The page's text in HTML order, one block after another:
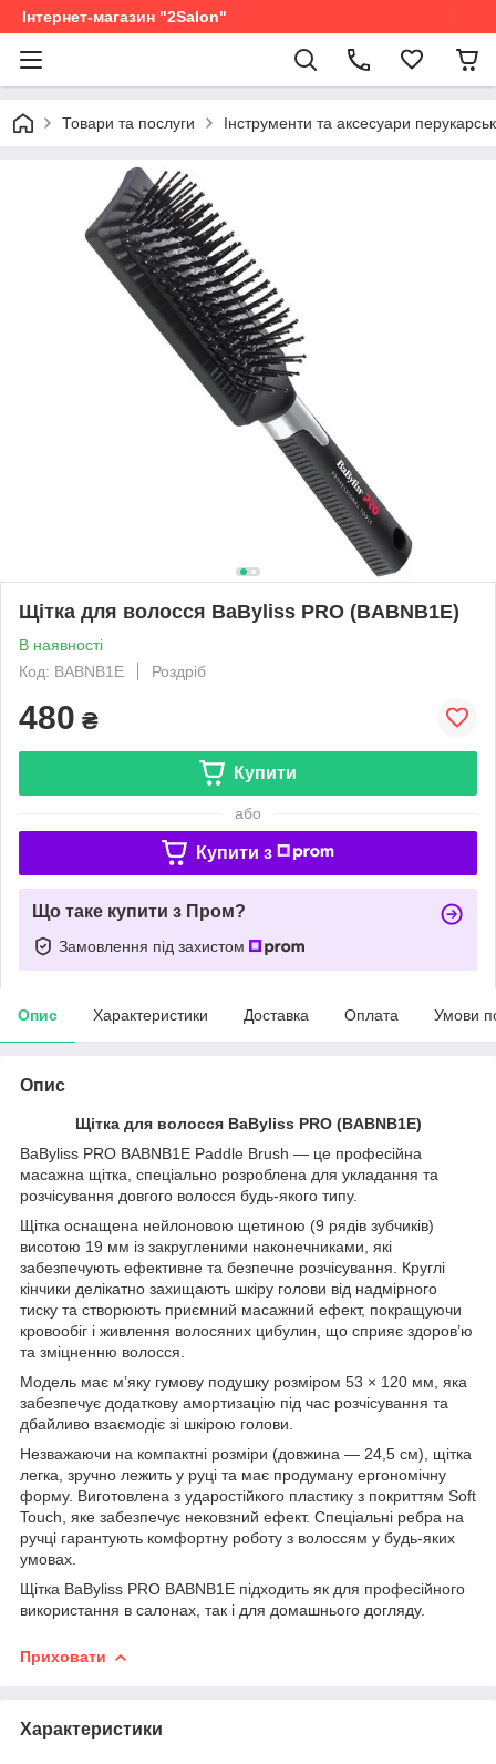
Інтернет-магазин "2Salon"
Товари та послуги Інструменти та аксесуари
Щітка для волосся BaByliss PRO (BABNB1E)
В наявності
Код: BABNB1E
Роздріб
480 ₴
Купити
або
Купити з
Що таке купити з Пром?
Замовлення під захистом
Опис Характеристики Доставка Оплата Умови
Опис
Щітка для волосся BaByliss PRO (BABNB1E)
BaByliss PRO BABNB1E Paddle Brush — це професійна
масажна щітка, спеціально розроблена для укладання та
розчісування довгого волосся будь-якого типу.
Щітка оснащена нейлоновою щетиною (9 рядів зубчиків)
висотою 19 мм із закругленими наконечниками, які
забезпечують ефективне та безпечне розчісування. Круглі
кінчики делікатно захищають шкіру голови від надмірного
тиску та створюють приємний масажний ефект, покращуючи
кровообіг і живлення волосяних цибулин, що сприяє здоров’ю
та зміцненню волосся.
Модель має м’яку гумову подушку розміром 53 × 120 мм, яка
забезпечує додаткову амортизацію під час розчісування та
дбайливо взаємодіє зі шкірою голови.
Незважаючи на компактні розміри (довжина — 24,5 см), щітка
легка, зручно лежить у руці та має продуману ергономічну
форму. Виготовлена з ударостійкого пластику з покриттям Soft
Touch, яке забезпечує нековзний ефект. Спеціальні ребра на
ручці гарантують комфортну роботу з волоссям у будь-яких
умовах.
Щітка BaByliss PRO BABNB1E підходить як для професійного
використання в салонах, так і для домашнього догляду.
Приховати
Характеристики